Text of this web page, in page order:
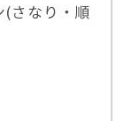
(さなり・順